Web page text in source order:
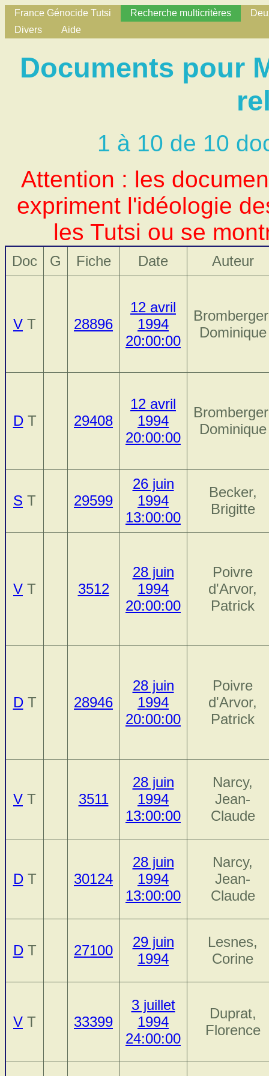
France Génocide Tutsi Recherche multicritères
Divers
Aide
Documents pour
1 à 10 de 10
Attention : les
expriment l'idéologie
les Tutsi ou se
Doc G Fiche Date Auteur
V T 28896
12 avril
1994
20:00:00
Dominique
DT 29408
12 avril
1994
20:00:00
Dominique
S T 29599
26 juin
1994
13:00:00
Becker,
Brigitte
V T 3512
28 juin
1994
20:00:00
Poivre
d'Arvor,
Patrick
DT 28946
28 juin
1994
20:00:00
Poivre
d'Arvor,
Patrick
V T 3511
28 juin
1994
13:00:00
Narcy,
Jean-
Claude
DT 30124
28 juin
1994
13:00:00
Narcy,
Jean-
Claude
DT 27100
29 juin
1994
Lesnes,
Corine
V T 33399
3 juillet
1994
24:00:00
Duprat,
Florence